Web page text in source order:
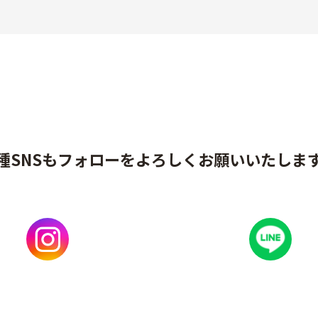
SNSもフォローをよろしくお願いいたしま